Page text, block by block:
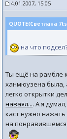
4.01.2007, 15:05
QUOTE(Светлана
на что
Ты ещё на рамбле
ханмюузена была,
легко открытки
наваял.... А я
каст нужно
на понравившемся